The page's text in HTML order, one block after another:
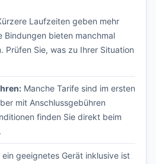
Laufzeiten geben mehr
Bindungen bieten manchmal
Prüfen Sie, was zu Ihrer Situation
Manche Tarife sind im ersten
mit Anschlussgebühren
finden Sie direkt beim
ein geeignetes Gerät inklusive ist